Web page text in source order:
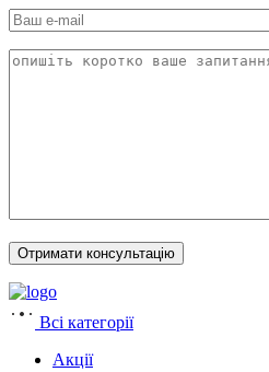
Всі категорії
Акції